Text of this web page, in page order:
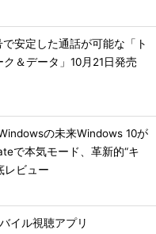
安定した通話が可能な「ト
＆データ」10月21日発売
の未来Windows 10が
で本気モード、革新的“キ
レビュー
イル視聴アプリ